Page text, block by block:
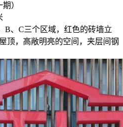
）
B、C三个区域，红色的砖墙立
顶，高敞明亮的空间，夹层间钢